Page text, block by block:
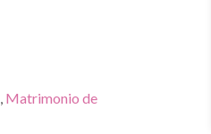
, Matrimonio de